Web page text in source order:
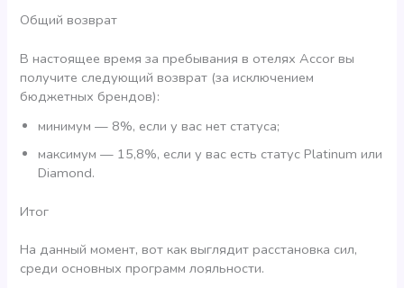
Общий возврат
В настоящее время за пребывания в отелях Accor вы
получите следующий возврат (за исключением
бюджетных брендов):
минимум — 8%, если у вас нет статуса;
максимум — 15,8%, если у вас есть статус Platinum или
Diamond.
Итог
На данный момент, вот как выглядит расстановка сил,
среди основных программ лояльности.